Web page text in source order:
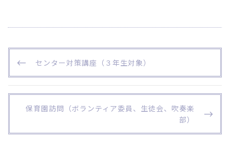
投
稿
ナ
ビ
ー
P
R
E
V
I
センター対策講座（３年生対象）
N
X
保育園訪問（ボランティア委員、生徒会、吹奏楽
部）